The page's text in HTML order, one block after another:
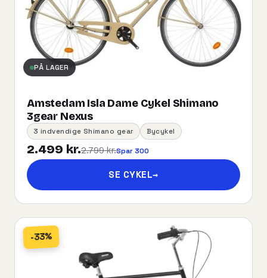
PÅ LAGER
Amstedam Isla Dame Cykel Shimano
3gear Nexus
3 indvendige Shimano gear Bycykel
2.499 kr.2.799 kr.Spar 300
SE CYKEL→
-33%